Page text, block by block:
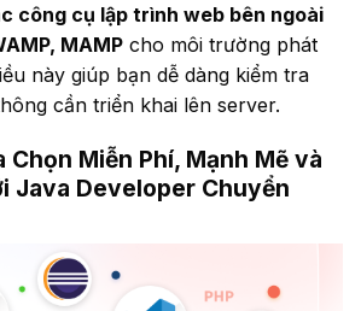
công cụ lập trình web bên ngoài
MAMPcho môi trường phát
này giúp bạn dễ dàng kiểm tra
cần triển khai lên server.
Chọn Miễn Phí, Mạnh Mẽ và
Java Developer Chuyển